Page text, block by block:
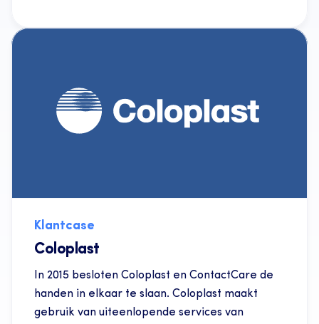
Klantcase
Coloplast
In 2015 besloten Coloplast en ContactCare de
handen in elkaar te slaan. Coloplast maakt
gebruik van uiteenlopende services van